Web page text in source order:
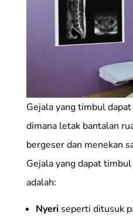
Gejala yang timbul
dimana letak bantalan
bergeser dan menekan
Gejala yang dapat
adalah:
Nyeriseperti ditusuk